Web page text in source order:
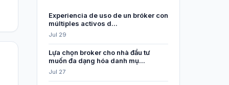
Experiencia de uso de un bróker con
múltiples activos d...
Jul 29
Lựa chọn broker cho nhà đầu tư
muốn đa dạng hóa danh mụ...
Jul 27